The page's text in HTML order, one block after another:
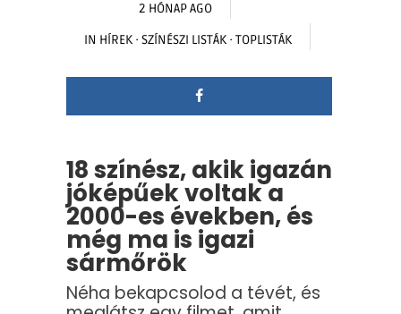
2 HÓNAP AGO
IN HÍREK · SZÍNÉSZI LISTÁK · TOPLISTÁK
18 színész, akik igazán
jóképűek voltak a
2000-es években, és
még ma is igazi
sármőrök
Néha bekapcsolod a tévét, és